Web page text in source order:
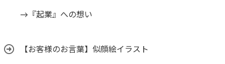
→『起業』への想い
【お客様のお言葉】似顔絵イラスト